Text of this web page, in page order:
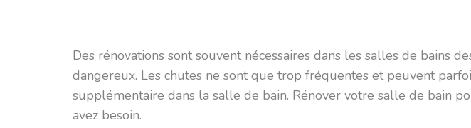
Des rénovations sont souvent nécessaires dans les salles de bains
dangereux. Les chutes ne sont que trop fréquentes et peuvent
supplémentaire dans la salle de bain. Rénover votre salle de bain
avez besoin.